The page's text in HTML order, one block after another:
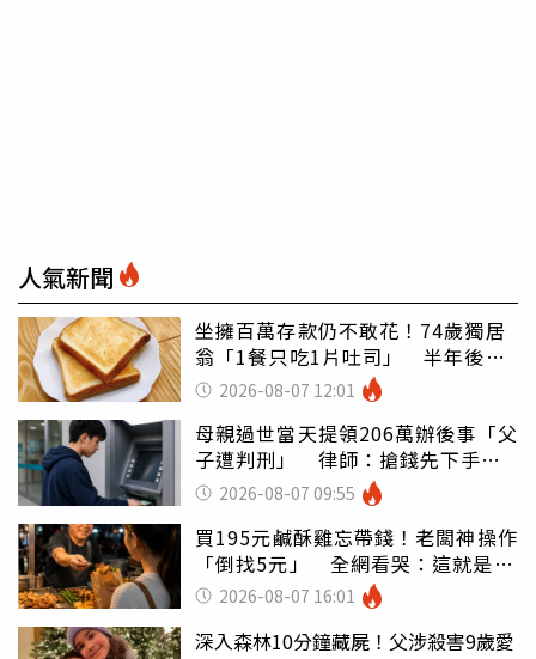
人氣新聞
坐擁百萬存款仍不敢花！74歲獨居
翁「1餐只吃1片吐司」 半年後暴
瘦嚇壞女兒
2026-08-07 12:01
母親過世當天提領206萬辦後事「父
子遭判刑」 律師：搶錢先下手是
罪 2026-08-07 09:55
買195元鹹酥雞忘帶錢！老闆神操作
「倒找5元」 全網看哭：這就是台
灣 2026-08-07 16:01
深入森林10分鐘藏屍！父涉殺害9歲愛